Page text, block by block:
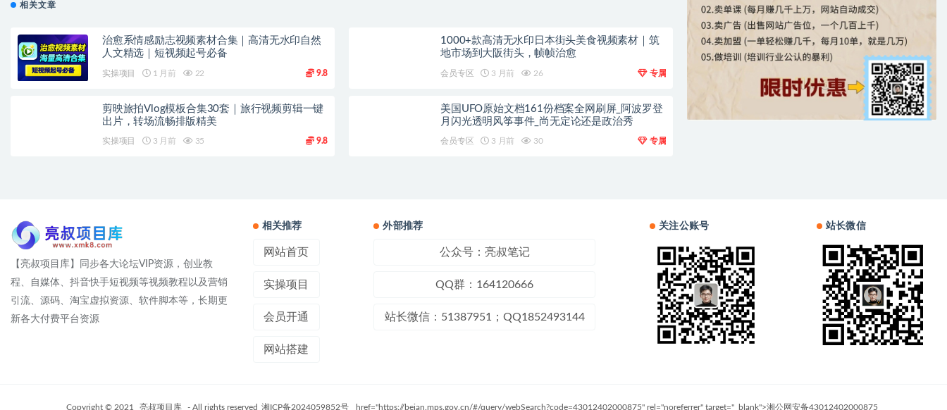
相关文章
治愈系情感励志视频素材合集｜高清无水印自然
人文精选｜短视频起号必备
实操项目 1 月前 22 9.8
1000+款高清无水印日本街头美食视频素材｜筑
地市场到大阪街头，帧帧治愈
会员专区 3 月前 26 专属
剪映旅拍Vlog模板合集30套｜旅行视频剪辑一键
出片，转场流畅排版精美
实操项目 3 月前 35 9.8
美国UFO原始文档161份档案全网刷屏_阿波罗登
月闪光透明风筝事件_尚无定论还是政治秀
会员专区 3 月前 30 专属
【亮叔项目库】同步各大论坛VIP资源，创业教
程、自媒体、抖音快手短视频等视频教程以及营销
引流、源码、淘宝虚拟资源、软件脚本等，长期更
新各大付费平台资源
相关推荐
网站首页
实操项目
会员开通
网站搭建
外部推荐
公众号：亮叔笔记
QQ群：164120666
站长微信：51387951；QQ1852493144
关注公账号 站长微信
Copyright © 2021 亮叔项目库 - All rights reserved 湘ICP备2024059852号 href="https://beian.mps.gov.cn/#/query/webSearch?code=43012402000875" rel="noreferrer" target="_blank">湘公网安备43012402000875